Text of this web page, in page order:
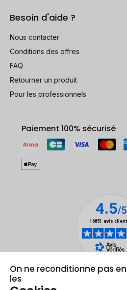
Besoin d'aide ?
Nous contacter
Conditions des offres
FAQ
Retourner un produit
Pour les professionnels
Paiement 100% sécurisé